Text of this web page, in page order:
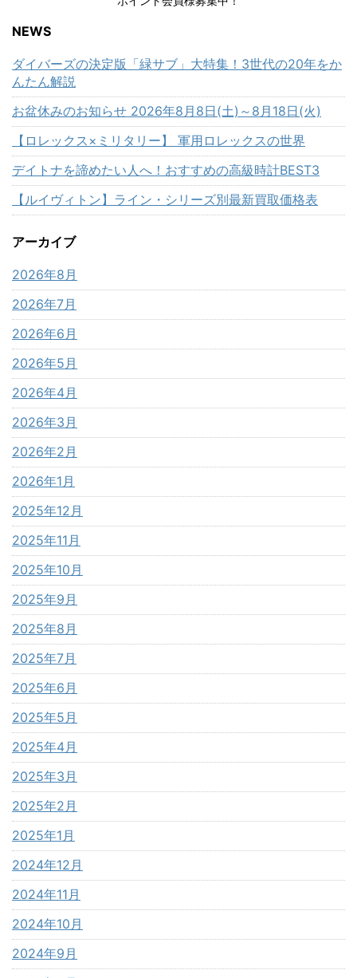
NEWS
ダイバーズの決定版「緑サブ」大特集！3世代の20年をか
んたん解説
お盆休みのお知らせ 2026年8月8日(土)～8月18日(火)
【ロレックス×ミリタリー】 軍用ロレックスの世界
デイトナを諦めたい人へ！おすすめの高級時計BEST3
【ルイヴィトン】ライン・シリーズ別最新買取価格表
アーカイブ
2026年8月
2026年7月
2026年6月
2026年5月
2026年4月
2026年3月
2026年2月
2026年1月
2025年12月
2025年11月
2025年10月
2025年9月
2025年8月
2025年7月
2025年6月
2025年5月
2025年4月
2025年3月
2025年2月
2025年1月
2024年12月
2024年11月
2024年10月
2024年9月